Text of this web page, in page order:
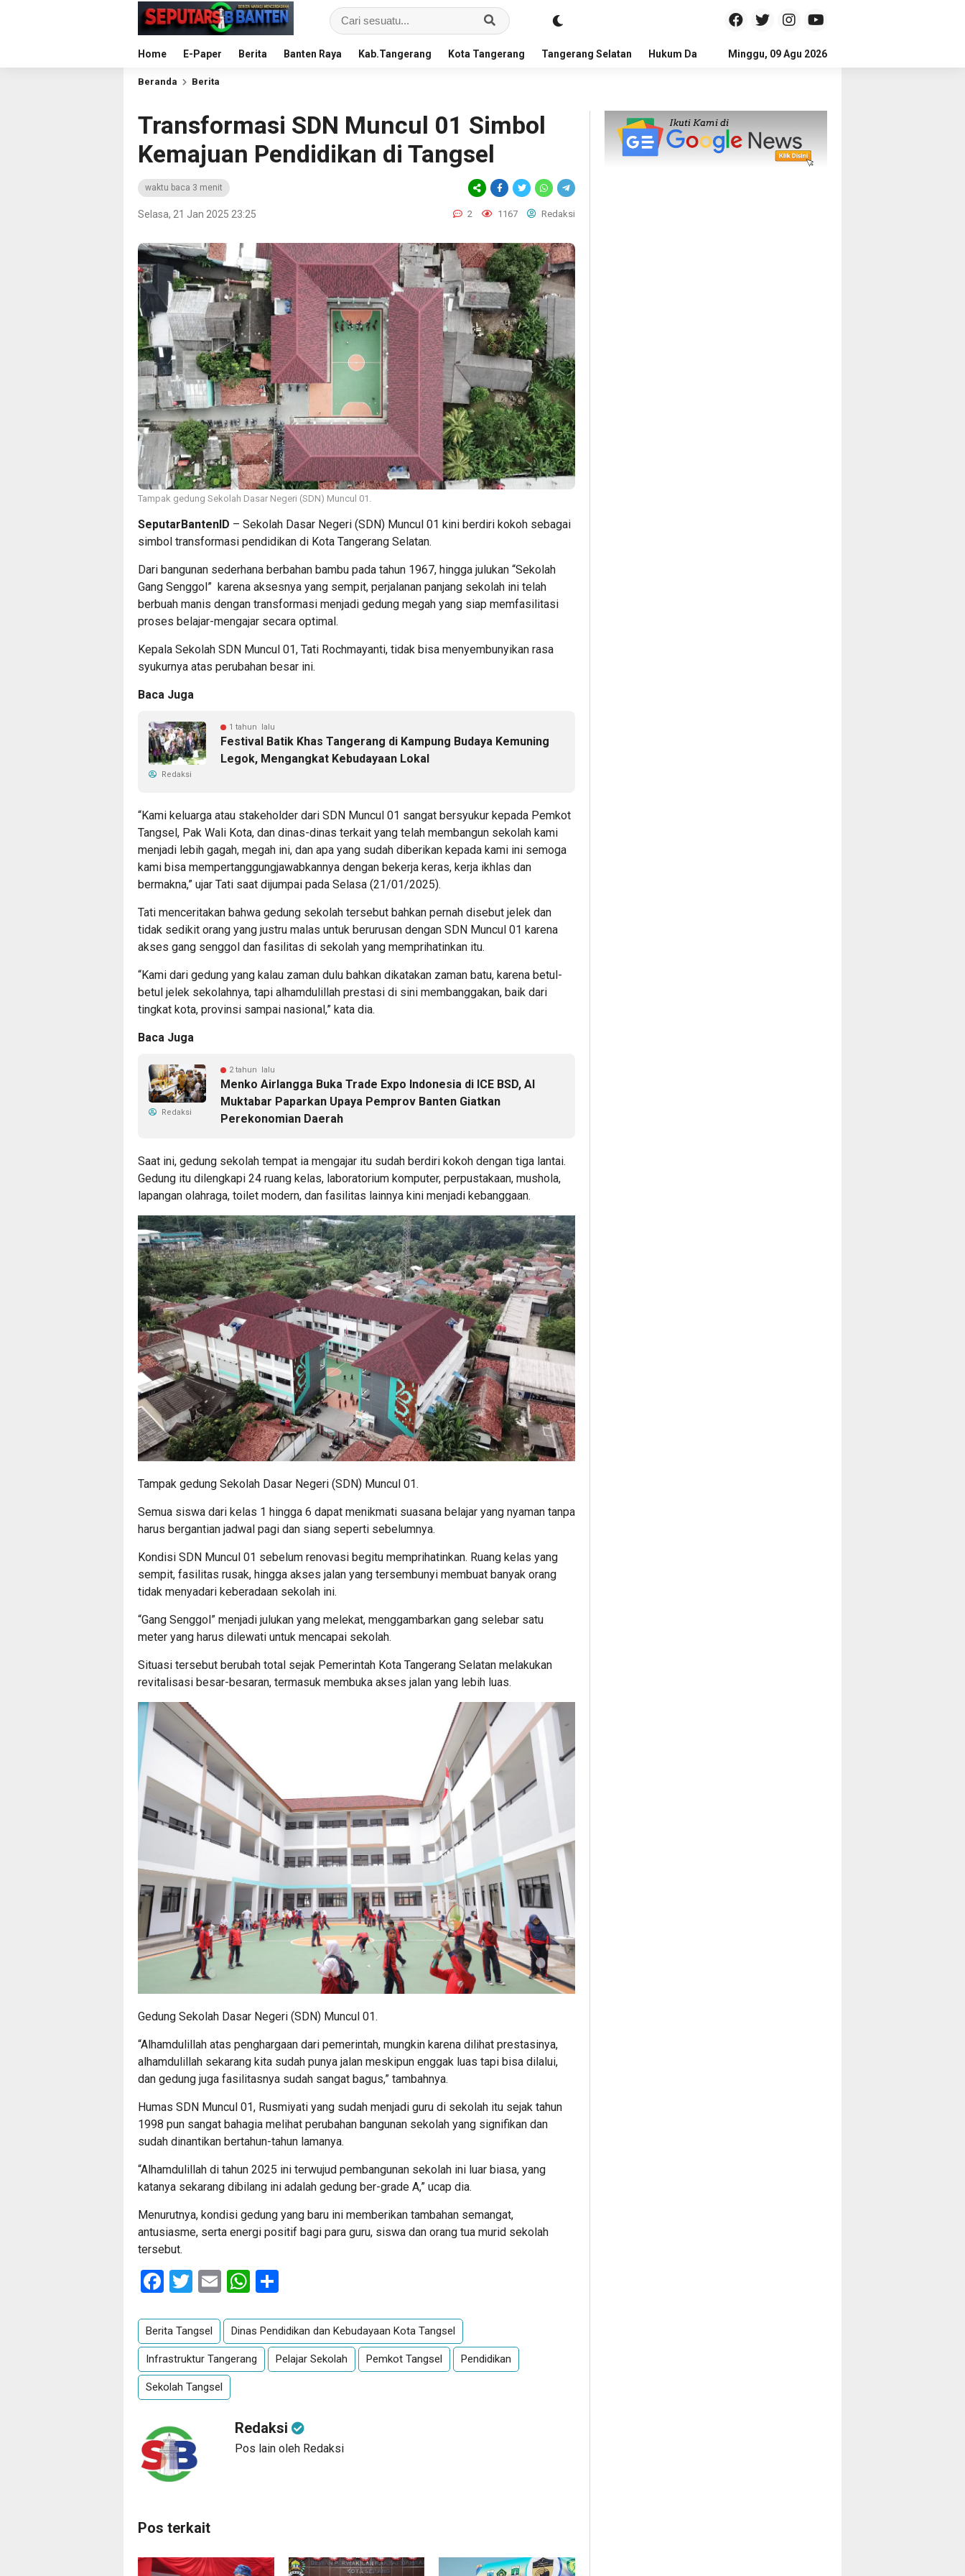
Home E-Paper Berita Banten Raya Kab.Tangerang Kota Tangerang Tangerang Selatan Hukum Dan Kriminal Politik Pendidikan
Minggu, 09 Agu 2026
Beranda Berita
Transformasi SDN Muncul 01 Simbol
Kemajuan Pendidikan di Tangsel
waktu baca 3 menit
Selasa, 21 Jan 2025 23:25 2 1167 Redaksi
Tampak gedung Sekolah Dasar Negeri (SDN) Muncul 01.
SeputarBantenID – Sekolah Dasar Negeri (SDN) Muncul 01 kini berdiri kokoh sebagai
simbol transformasi pendidikan di Kota Tangerang Selatan.
Dari bangunan sederhana berbahan bambu pada tahun 1967, hingga julukan “Sekolah
Gang Senggol” karena aksesnya yang sempit, perjalanan panjang sekolah ini telah
berbuah manis dengan transformasi menjadi gedung megah yang siap memfasilitasi
proses belajar-mengajar secara optimal.
Kepala Sekolah SDN Muncul 01, Tati Rochmayanti, tidak bisa menyembunyikan rasa
syukurnya atas perubahan besar ini.
Baca Juga
1 tahun lalu
Festival Batik Khas Tangerang di Kampung Budaya Kemuning
Legok, Mengangkat Kebudayaan Lokal
Redaksi
“Kami keluarga atau stakeholder dari SDN Muncul 01 sangat bersyukur kepada Pemkot
Tangsel, Pak Wali Kota, dan dinas-dinas terkait yang telah membangun sekolah kami
menjadi lebih gagah, megah ini, dan apa yang sudah diberikan kepada kami ini semoga
kami bisa mempertanggungjawabkannya dengan bekerja keras, kerja ikhlas dan
bermakna,” ujar Tati saat dijumpai pada Selasa (21/01/2025).
Tati menceritakan bahwa gedung sekolah tersebut bahkan pernah disebut jelek dan
tidak sedikit orang yang justru malas untuk berurusan dengan SDN Muncul 01 karena
akses gang senggol dan fasilitas di sekolah yang memprihatinkan itu.
“Kami dari gedung yang kalau zaman dulu bahkan dikatakan zaman batu, karena betul-
betul jelek sekolahnya, tapi alhamdulillah prestasi di sini membanggakan, baik dari
tingkat kota, provinsi sampai nasional,” kata dia.
Baca Juga
2 tahun lalu
Menko Airlangga Buka Trade Expo Indonesia di ICE BSD, Al
Muktabar Paparkan Upaya Pemprov Banten Giatkan
Perekonomian Daerah
Redaksi
Saat ini, gedung sekolah tempat ia mengajar itu sudah berdiri kokoh dengan tiga lantai.
Gedung itu dilengkapi 24 ruang kelas, laboratorium komputer, perpustakaan, mushola,
lapangan olahraga, toilet modern, dan fasilitas lainnya kini menjadi kebanggaan.
Tampak gedung Sekolah Dasar Negeri (SDN) Muncul 01.
Semua siswa dari kelas 1 hingga 6 dapat menikmati suasana belajar yang nyaman tanpa
harus bergantian jadwal pagi dan siang seperti sebelumnya.
Kondisi SDN Muncul 01 sebelum renovasi begitu memprihatinkan. Ruang kelas yang
sempit, fasilitas rusak, hingga akses jalan yang tersembunyi membuat banyak orang
tidak menyadari keberadaan sekolah ini.
“Gang Senggol” menjadi julukan yang melekat, menggambarkan gang selebar satu
meter yang harus dilewati untuk mencapai sekolah.
Situasi tersebut berubah total sejak Pemerintah Kota Tangerang Selatan melakukan
revitalisasi besar-besaran, termasuk membuka akses jalan yang lebih luas.
Gedung Sekolah Dasar Negeri (SDN) Muncul 01.
“Alhamdulillah atas penghargaan dari pemerintah, mungkin karena dilihat prestasinya,
alhamdulillah sekarang kita sudah punya jalan meskipun enggak luas tapi bisa dilalui,
dan gedung juga fasilitasnya sudah sangat bagus,” tambahnya.
Humas SDN Muncul 01, Rusmiyati yang sudah menjadi guru di sekolah itu sejak tahun
1998 pun sangat bahagia melihat perubahan bangunan sekolah yang signifikan dan
sudah dinantikan bertahun-tahun lamanya.
“Alhamdulillah di tahun 2025 ini terwujud pembangunan sekolah ini luar biasa, yang
katanya sekarang dibilang ini adalah gedung ber-grade A,” ucap dia.
Menurutnya, kondisi gedung yang baru ini memberikan tambahan semangat,
antusiasme, serta energi positif bagi para guru, siswa dan orang tua murid sekolah
tersebut.
Facebook
Twitter
EmailWhatsApp
Berita Tangsel Dinas Pendidikan dan Kebudayaan Kota Tangsel
Infrastruktur Tangerang Pelajar Sekolah Pemkot Tangsel Pendidikan
Sekolah Tangsel
Redaksi
Pos lain oleh Redaksi
Pos terkait